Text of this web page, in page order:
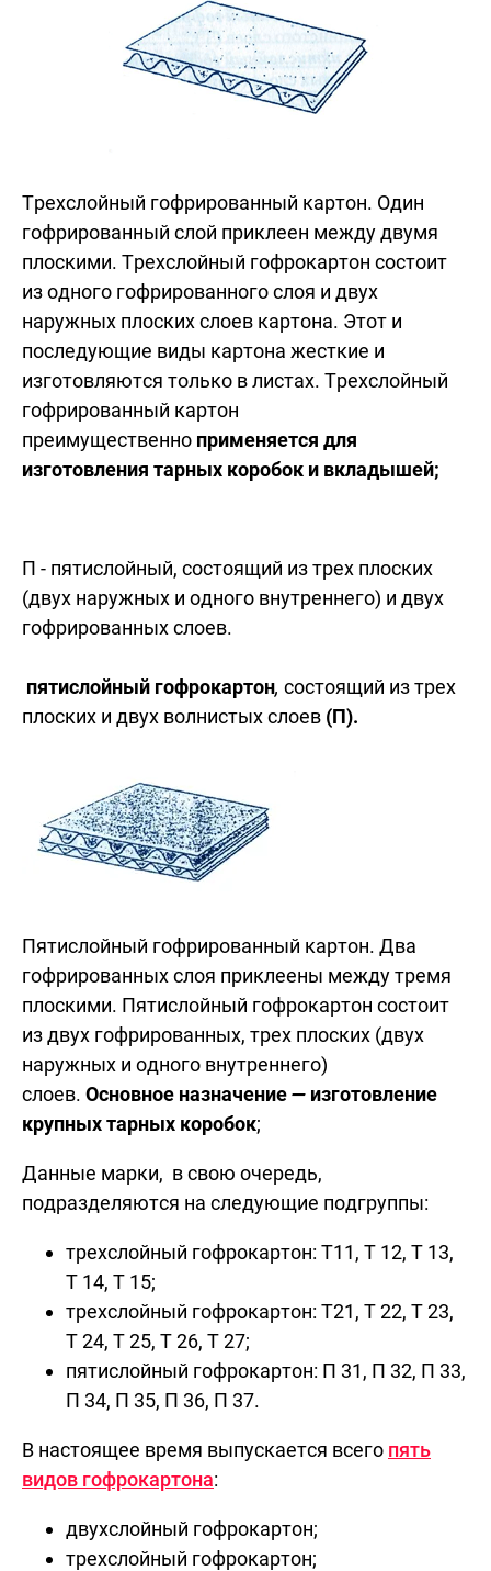
Трехслойный гофрированный картон. Один
гофрированный слой приклеен между двумя
плоскими. Трехслойный гофрокартон состоит
из одного гофрированного слоя и двух
наружных плоских слоев картона. Этот и
последующие виды картона жесткие и
изготовляются только в листах. Трехслойный
гофрированный картон
преимущественно применяется для
изготовления тарных коробок и вкладышей;
П - пятислойный, состоящий из трех плоских
(двух наружных и одного внутреннего) и двух
гофрированных слоев.
пятислойный гофрокартон, состоящий из трех
плоских и двух волнистых слоев (П).
Пятислойный гофрированный картон. Два
гофрированных слоя приклеены между тремя
плоскими. Пятислойный гофрокартон состоит
из двух гофрированных, трех плоских (двух
наружных и одного внутреннего)
слоев. Основное назначение— изготовление
крупных тарных коробок;
Данные марки, в свою очередь,
подразделяются на следующие подгруппы:
трехслойный гофрокартон: Т11, Т 12, Т 13,
Т 14, Т 15;
трехслойный гофрокартон: Т21, Т 22, Т 23,
Т 24, Т 25, Т 26, Т 27;
пятислойный гофрокартон: П 31, П 32, П 33,
П 34, П 35, П 36, П 37.
В настоящее время выпускается всего пять
видов гофрокартона:
двухслойный гофрокартон;
трехслойный гофрокартон;